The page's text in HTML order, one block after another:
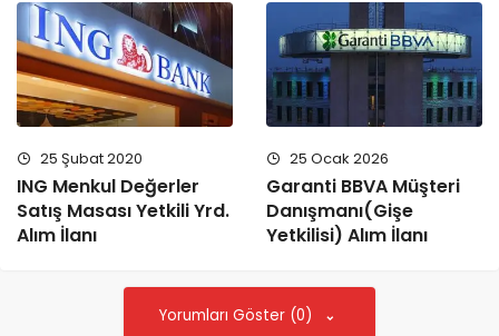
25 Şubat 2020
ING Menkul Değerler
Satış Masası Yetkili Yrd.
Alım İlanı
25 Ocak 2026
Garanti BBVA Müşteri
Danışmanı(Gişe
Yetkilisi) Alım İlanı
Yorumları Göster (0)